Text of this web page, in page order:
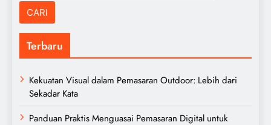
Terbaru
Kekuatan Visual dalam Pemasaran Outdoor: Lebih dari
Sekadar Kata
Panduan Praktis Menguasai Pemasaran Digital untuk